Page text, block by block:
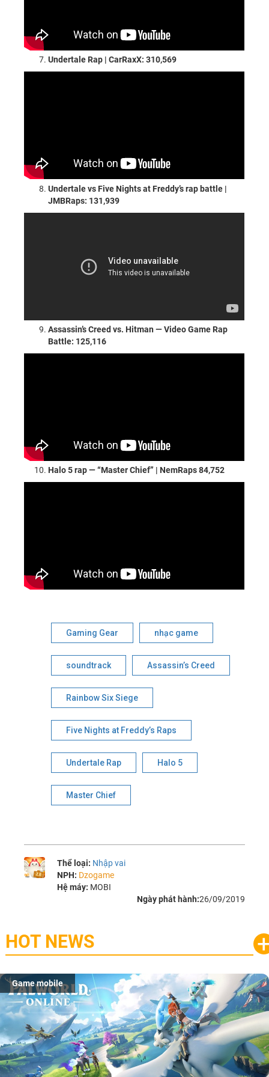
Undertale Rap | CarRaxX: 310,569
Undertale vs Five Nights at Freddy’s rap battle |
JMBRaps: 131,939
Assassin’s Creed vs. Hitman — Video Game Rap
Battle: 125,116
Halo 5 rap — “Master Chief” | NemRaps 84,752
Gaming Gear nhạc game
soundtrack Assassin’s Creed
Rainbow Six Siege
Five Nights at Freddy’s Raps
Undertale Rap Halo 5
Master Chief
Thể loại: Nhập vai
NPH: Dzogame
Hệ máy: MOBI
Ngày phát hành:26/09/2019
HOT NEWS
Game mobile